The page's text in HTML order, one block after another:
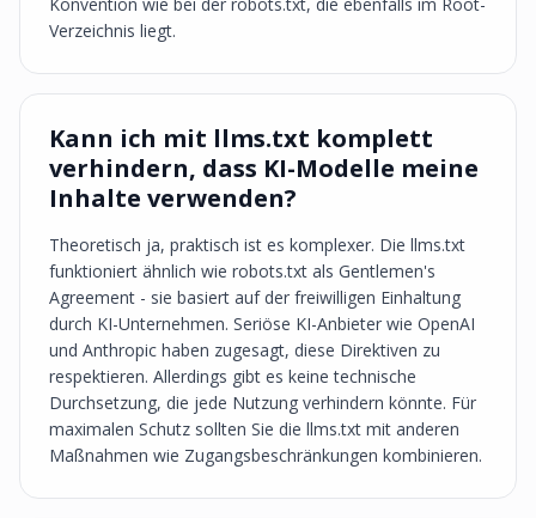
Verzeichnis liegt.
Kann ich mit llms.txt komplett
verhindern, dass KI-Modelle meine
Inhalte verwenden?
Theoretisch ja, praktisch ist es komplexer. Die llms.txt
funktioniert ähnlich wie robots.txt als Gentlemen's
Agreement - sie basiert auf der freiwilligen Einhaltung
durch KI-Unternehmen. Seriöse KI-Anbieter wie OpenAI
und Anthropic haben zugesagt, diese Direktiven zu
respektieren. Allerdings gibt es keine technische
Durchsetzung, die jede Nutzung verhindern könnte. Für
maximalen Schutz sollten Sie die llms.txt mit anderen
Maßnahmen wie Zugangsbeschränkungen kombinieren.